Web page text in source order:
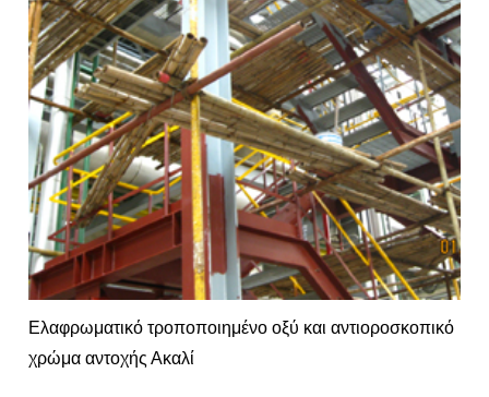
Ελαφρωματικό τροποποιημένο οξύ και αντιοροσκοπικό
χρώμα αντοχής Ακαλί